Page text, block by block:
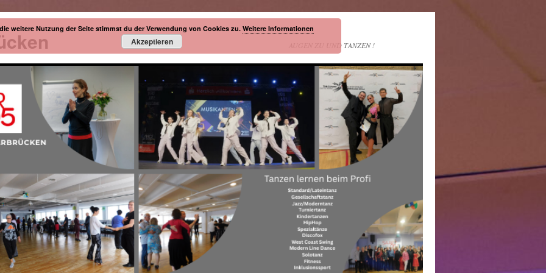
AUGEN ZU UND TANZEN !
weitere Nutzung der Seite stimmst du der Verwendung von Cookies zu. Weitere Informationen
Akzeptieren